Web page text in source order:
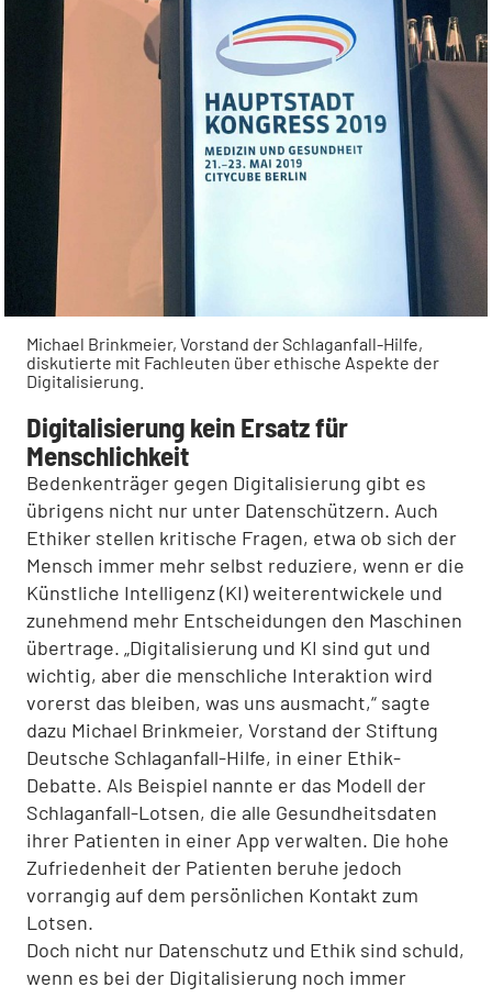
Michael Brinkmeier, Vorstand der Schlaganfall-Hilfe,
diskutierte mit Fachleuten über ethische Aspekte der
Digitalisierung.
Digitalisierung kein Ersatz für
Menschlichkeit
Bedenkenträger gegen Digitalisierung gibt es
übrigens nicht nur unter Datenschützern. Auch
Ethiker stellen kritische Fragen, etwa ob sich der
Mensch immer mehr selbst reduziere, wenn er die
Künstliche Intelligenz (KI) weiterentwickele und
zunehmend mehr Entscheidungen den Maschinen
übertrage. „Digitalisierung und KI sind gut und
wichtig, aber die menschliche Interaktion wird
vorerst das bleiben, was uns ausmacht,“ sagte
dazu Michael Brinkmeier, Vorstand der Stiftung
Deutsche Schlaganfall-Hilfe, in einer Ethik-
Debatte. Als Beispiel nannte er das Modell der
Schlaganfall-Lotsen, die alle Gesundheitsdaten
ihrer Patienten in einer App verwalten. Die hohe
Zufriedenheit der Patienten beruhe jedoch
vorrangig auf dem persönlichen Kontakt zum
Lotsen.
Doch nicht nur Datenschutz und Ethik sind schuld,
wenn es bei der Digitalisierung noch immer